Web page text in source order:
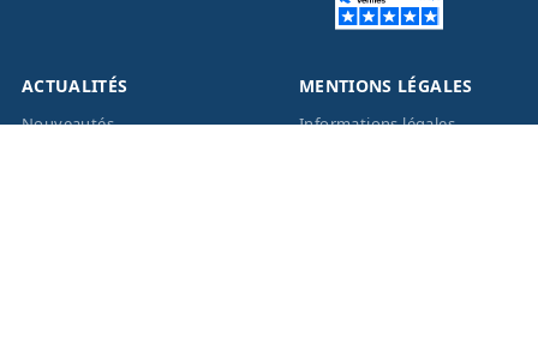
ACTUALITÉS
Nouveautés
MENTIONS LÉGALES
Informations légales